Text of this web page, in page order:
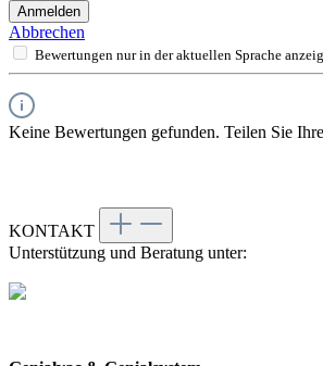
Anmelden
Abbrechen
Bewertungen nur in der aktuellen Sprache
Keine Bewertungen gefunden. Teilen Sie
KONTAKT
Unterstützung und Beratung unter: